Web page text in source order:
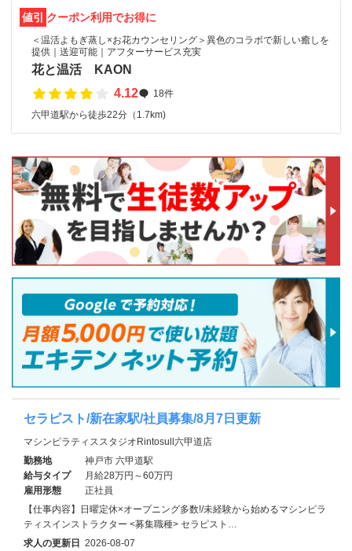
値引 クーポン利用でお得に
＜温活よもぎ蒸し×お花カウンセリング＞異色のコラボで新しい癒しを
提供｜送迎可能｜アフターサービス充実
花と温活 KAON
4.12
18件
六甲道駅から徒歩22分（1.7km)
セラピスト/新在家駅/社員募集/8月7日更新
マシンピラティススタジオRintosull六甲道店
勤務地
神戸市 六甲道駅
給与タイプ
月給28万円～60万円
雇用形態
正社員
【仕事内容】日曜定休×オープニング多数!/未経験から始めるマシンピラ
ティスインストラクター <募集職種> セラピスト…
求人の更新日 2026-08-07